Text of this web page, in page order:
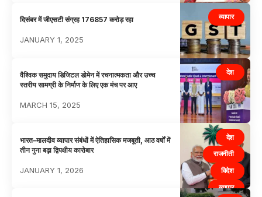
व्यापार
दिसंबर में जीएसटी संग्रह 176857 करोड़ रहा
JANUARY 1, 2025
देश
वैश्विक समुदाय डिजिटल डोमेन में रचनात्मकता और उच्च
स्तरीय सामग्री के निर्माण के लिए एक मंच पर आए
MARCH 15, 2025
देश
राजनीती
विदेश
व्यापार
भारत–मालदीव व्यापार संबंधों में ऐतिहासिक मजबूती, आठ वर्षों में
तीन गुना बढ़ा द्विपक्षीय कारोबार
JANUARY 1, 2026